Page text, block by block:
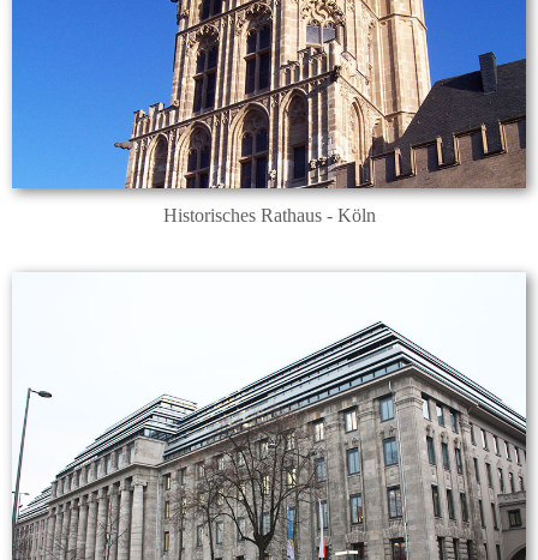
Historisches Rathaus - Köln